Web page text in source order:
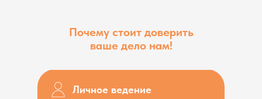
Почему стоит доверить
ваше дело нам!
Личное ведение